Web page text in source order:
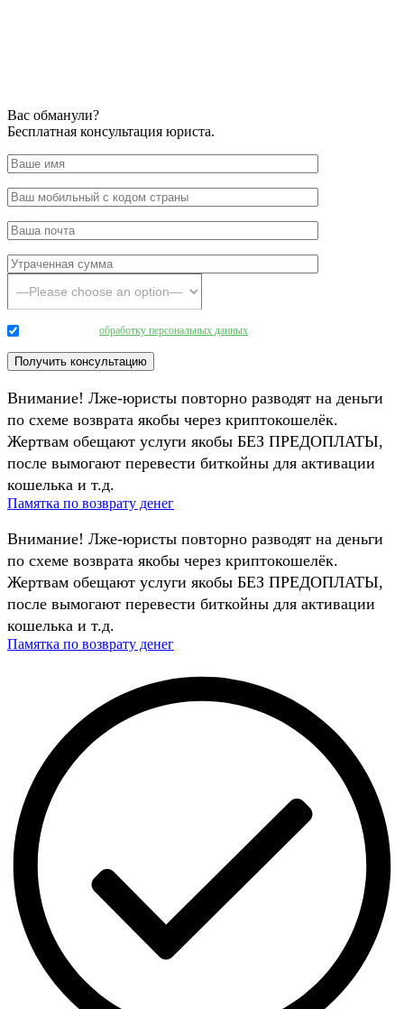
Вас обманули?
Бесплатная консультация юриста.
обработку персональных данных
Внимание! Лже-юристы повторно разводят на деньги
по схеме возврата якобы через криптокошелёк.
Жертвам обещают услуги якобы БЕЗ ПРЕДОПЛАТЫ,
после вымогают перевести биткойны для активации
кошелька и т.д.
Памятка по возврату денег
Внимание! Лже-юристы повторно разводят на деньги
по схеме возврата якобы через криптокошелёк.
Жертвам обещают услуги якобы БЕЗ ПРЕДОПЛАТЫ,
после вымогают перевести биткойны для активации
кошелька и т.д.
Памятка по возврату денег